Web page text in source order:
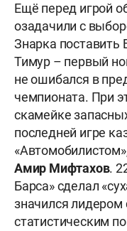
Ещё перед игрой
озадачили с
Знарка поставить
Тимур – первый
не ошибался в
чемпионата. При
скамейке
последней игре
Амир Мифтахов.
Барса» сделал
значился лидером
статистическим